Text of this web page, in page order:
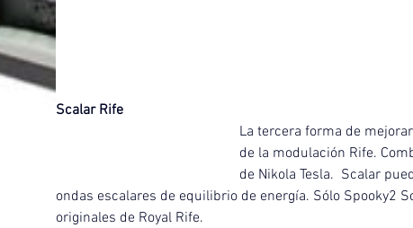
Scalar Rife
La tercera forma de
de la modulación Rife.
de Nikola Tesla.  Scalar
ondas escalares de equilibrio de energía. Sólo Spooky2
originales de Royal Rife.